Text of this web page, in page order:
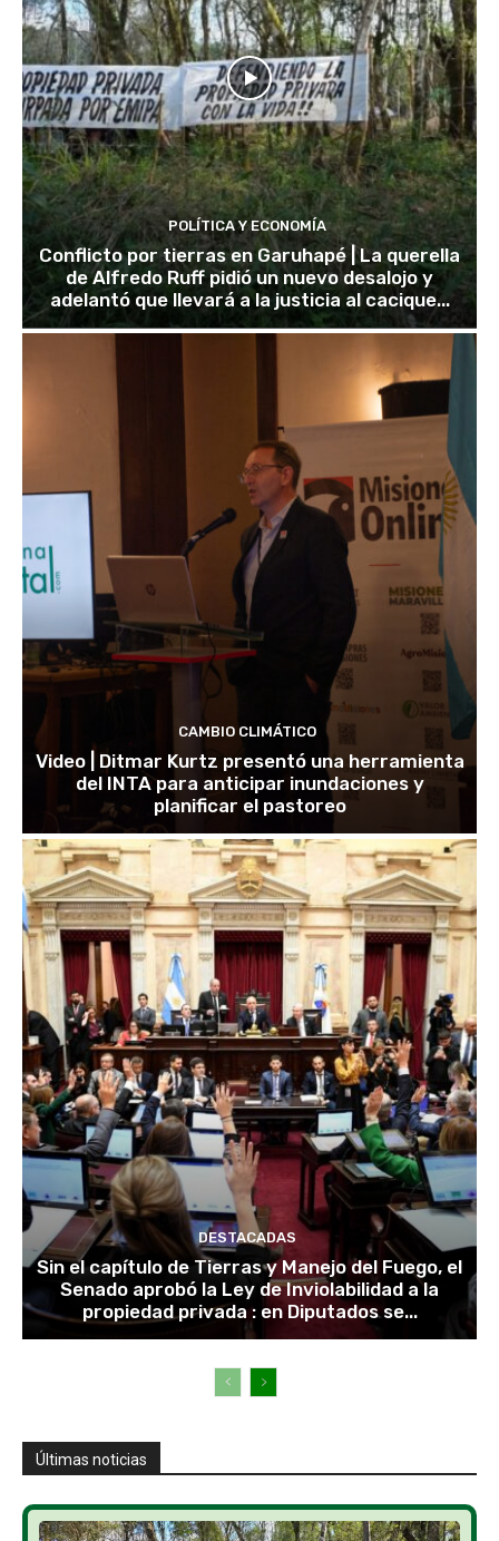
POLÍTICA Y ECONOMÍA
Conflicto por tierras en Garuhapé | La querella
de Alfredo Ruff pidió un nuevo desalojo y
adelantó que llevará a la justicia al cacique...
CAMBIO CLIMÁTICO
Video | Ditmar Kurtz presentó una herramienta
del INTA para anticipar inundaciones y
planificar el pastoreo
DESTACADAS
Sin el capítulo de Tierras y Manejo del Fuego, el
Senado aprobó la Ley de Inviolabilidad a la
propiedad privada : en Diputados se...
Últimas noticias